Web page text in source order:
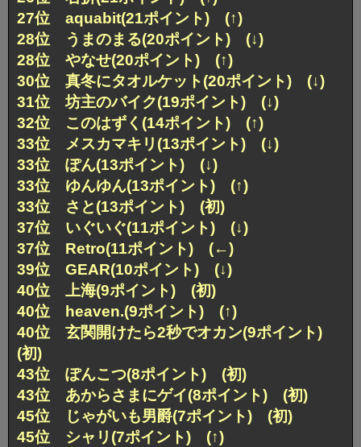
27位 aquabit(21ポイント) (↑)
28位 うまのまる(20ポイント) (↓)
28位 やなせ(20ポイント) (↑)
30位 真冬にタオルケット(20ポイント) (↓)
31位 坊主のバイク(19ポイント) (↓)
32位 このはずく(14ポイント) (↑)
33位 メスカマキリ(13ポイント) (↓)
33位 ぽん(13ポイント) (↓)
33位 ゆんゆん(13ポイント) (↑)
33位 さと(13ポイント) (初)
37位 いぐいぐ(11ポイント) (↓)
37位 Retro(11ポイント) (←)
39位 GEAR(10ポイント) (↓)
40位 上海(9ポイント) (初)
40位 heaven.(9ポイント) (↑)
40位 玄関開けたら2秒でオカン(9ポイント)
(初)
43位 ぽんこつ(8ポイント) (初)
43位 あからさまにゲイ(8ポイント) (初)
45位 じゃがいも男爵(7ポイント) (初)
45位 シャリ(7ポイント) (↑)